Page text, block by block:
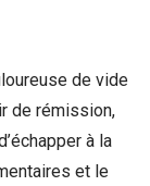
de vide
de rémission,
à la
et le